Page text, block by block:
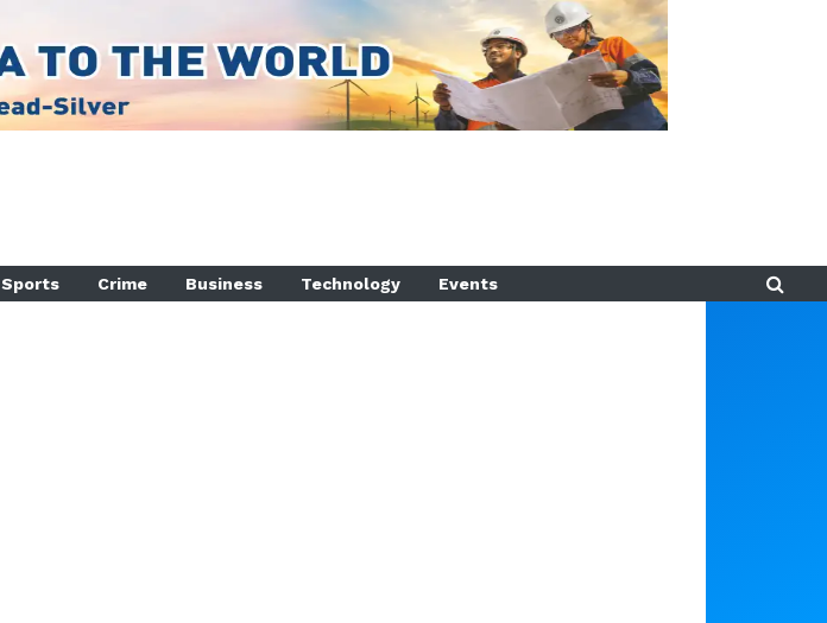
Sports Crime Business Technology Events